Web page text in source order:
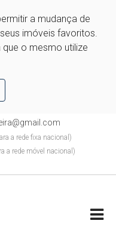
a mudança de
imóveis favoritos.
o mesmo utilize
a rede fixa nacional)
a rede móvel nacional)